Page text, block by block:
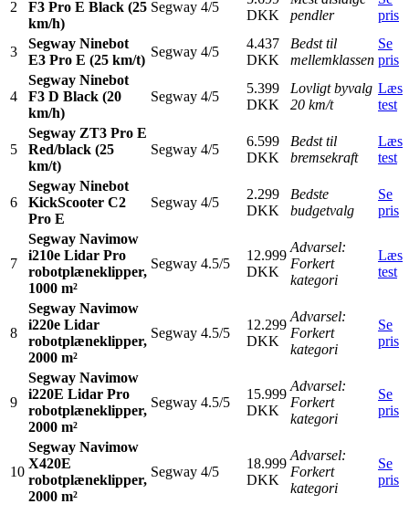
2
F3 Pro E Black (25
km/h)
Segway 4/5
DKK
pendler
pris
3
Segway Ninebot
E3 Pro E (25 km/t)
Segway 4/5
4.437
DKK
Bedst til
mellemklassen
Se
pris
4
Segway Ninebot
F3 D Black (20
km/h)
Segway 4/5
5.399
DKK
Lovligt byvalg
20 km/t
Læs
test
5
Segway ZT3 Pro E
Red/black (25
km/t)
Segway 4/5
6.599
DKK
Bedst til
bremsekraft
Læs
test
6
Segway Ninebot
KickScooter C2
Pro E
Segway 4/5
2.299
DKK
Bedste
budgetvalg
Se
pris
7
Segway Navimow
i210e Lidar Pro
robotplæneklipper,
1000 m²
Segway 4.5/5
12.999
DKK
Advarsel:
Forkert
kategori
Læs
test
8
Segway Navimow
i220e Lidar
robotplæneklipper,
2000 m²
Segway 4.5/5
12.299
DKK
Advarsel:
Forkert
kategori
Se
pris
9
Segway Navimow
i220E Lidar Pro
robotplæneklipper,
2000 m²
Segway 4.5/5
15.999
DKK
Advarsel:
Forkert
kategori
Se
pris
10
Segway Navimow
X420E
robotplæneklipper,
2000 m²
Segway 4/5
18.999
DKK
Advarsel:
Forkert
kategori
Se
pris